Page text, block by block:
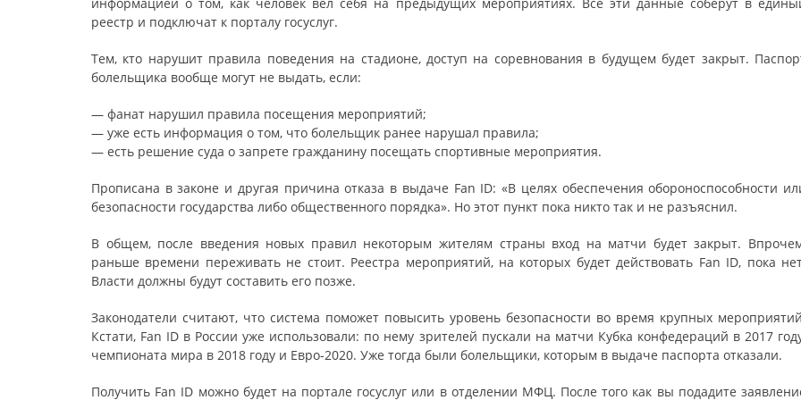
реестр и подключат к порталу госуслуг.
Тем, кто нарушит правила поведения на стадионе, доступ на соревнования в будущем будет закрыт.
болельщика вообще могут не выдать, если:
— фанат нарушил правила посещения мероприятий;
— уже есть информация о том, что болельщик ранее нарушал правила;
— есть решение суда о запрете гражданину посещать спортивные мероприятия.
Прописана в законе и другая причина отказа в выдаче Fan ID: «В целях обеспечения обороноспособности
безопасности государства либо общественного порядка». Но этот пункт пока никто так и не разъяснил.
В общем, после введения новых правил некоторым жителям страны вход на матчи будет закрыт.
раньше времени переживать не стоит. Реестра мероприятий, на которых будет действовать Fan ID, пока
Власти должны будут составить его позже.
Законодатели считают, что система поможет повысить уровень безопасности во время крупных
Кстати, Fan ID в России уже использовали: по нему зрителей пускали на матчи Кубка конфедераций в 2017
чемпионата мира в 2018 году и Евро-2020. Уже тогда были болельщики, которым в выдаче паспорта отказали.
Получить Fan ID можно будет на портале госуслуг или в отделении МФЦ. После того как вы подадите